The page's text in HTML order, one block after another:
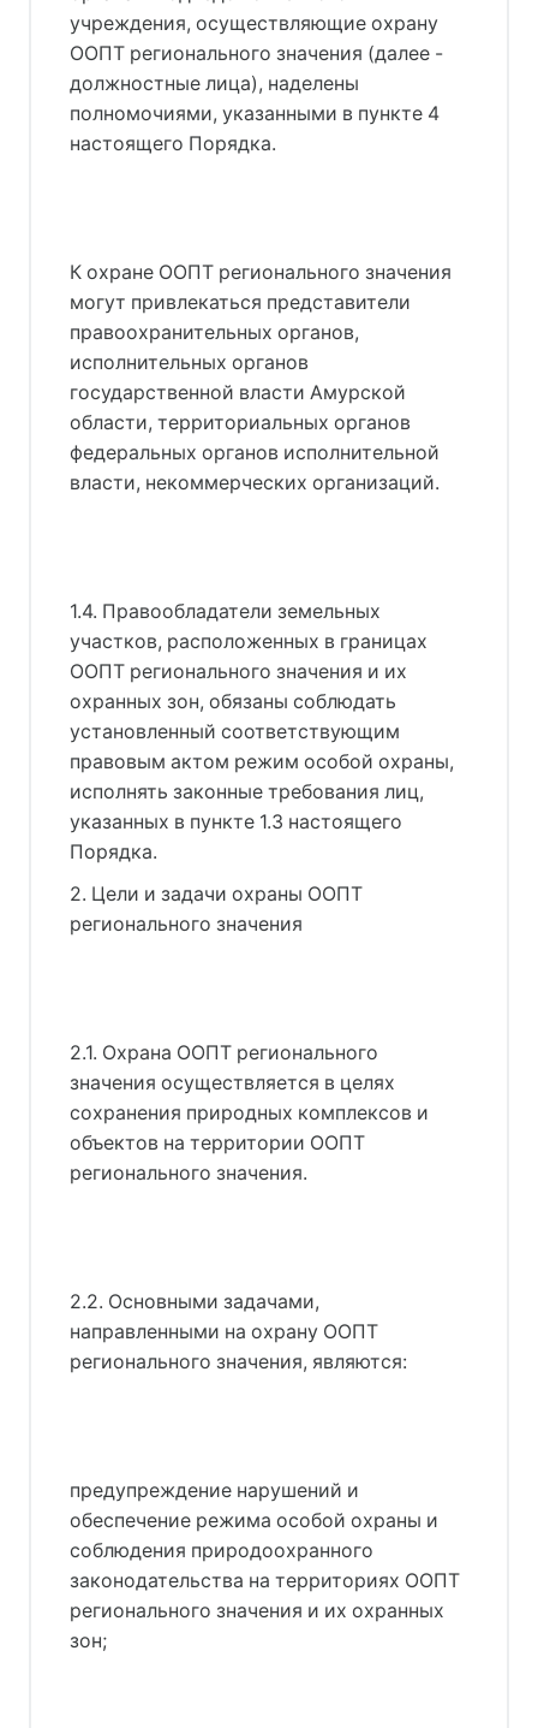
учреждения, осуществляющие охрану
ООПТ регионального значения (далее -
должностные лица), наделены
полномочиями, указанными в пункте 4
настоящего Порядка.
К охране ООПТ регионального значения
могут привлекаться представители
правоохранительных органов,
исполнительных органов
государственной власти Амурской
области, территориальных органов
федеральных органов исполнительной
власти, некоммерческих организаций.
1.4. Правообладатели земельных
участков, расположенных в границах
ООПТ регионального значения и их
охранных зон, обязаны соблюдать
установленный соответствующим
правовым актом режим особой охраны,
исполнять законные требования лиц,
указанных в пункте 1.3 настоящего
Порядка.
2. Цели и задачи охраны ООПТ
регионального значения
2.1. Охрана ООПТ регионального
значения осуществляется в целях
сохранения природных комплексов и
объектов на территории ООПТ
регионального значения.
2.2. Основными задачами,
направленными на охрану ООПТ
регионального значения, являются:
предупреждение нарушений и
обеспечение режима особой охраны и
соблюдения природоохранного
законодательства на территориях ООПТ
регионального значения и их охранных
зон;